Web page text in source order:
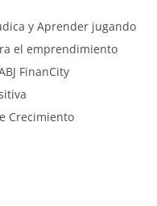
y Aprender jugando
el emprendimiento
FinanCity
Crecimiento